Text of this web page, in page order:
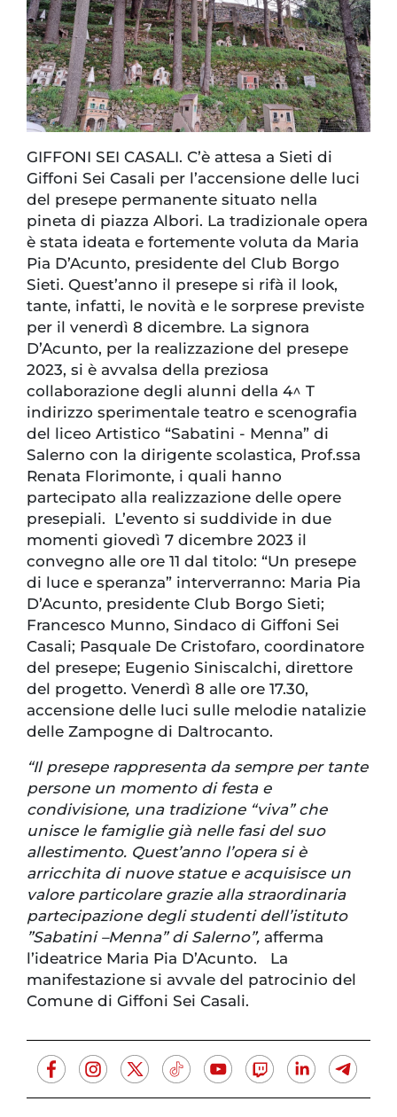
GIFFONI SEI CASALI. C’è attesa a Sieti di
Giffoni Sei Casali per l’accensione delle luci
del presepe permanente situato nella
pineta di piazza Albori. La tradizionale opera
è stata ideata e fortemente voluta da Maria
Pia D’Acunto, presidente del Club Borgo
Sieti. Quest’anno il presepe si rifà il look,
tante, infatti, le novità e le sorprese previste
per il venerdì 8 dicembre. La signora
D’Acunto, per la realizzazione del presepe
2023, si è avvalsa della preziosa
collaborazione degli alunni della 4^ T
indirizzo sperimentale teatro e scenografia
del liceo Artistico “Sabatini - Menna” di
Salerno con la dirigente scolastica, Prof.ssa
Renata Florimonte, i quali hanno
partecipato alla realizzazione delle opere
presepiali. L’evento si suddivide in due
momenti giovedì 7 dicembre 2023 il
convegno alle ore 11 dal titolo: “Un presepe
di luce e speranza” interverranno: Maria Pia
D’Acunto, presidente Club Borgo Sieti;
Francesco Munno, Sindaco di Giffoni Sei
Casali; Pasquale De Cristofaro, coordinatore
del presepe; Eugenio Siniscalchi, direttore
del progetto. Venerdì 8 alle ore 17.30,
accensione delle luci sulle melodie natalizie
delle Zampogne di Daltrocanto.
“Il presepe rappresenta da sempre per tante
persone un momento di festa e
condivisione, una tradizione “viva” che
unisce le famiglie già nelle fasi del suo
allestimento. Quest’anno l’opera si è
arricchita di nuove statue e acquisisce un
valore particolare grazie alla straordinaria
partecipazione degli studenti dell’istituto
”Sabatini –Menna” di Salerno”, afferma
l’ideatrice Maria Pia D’Acunto. La
manifestazione si avvale del patrocinio del
Comune di Giffoni Sei Casali.